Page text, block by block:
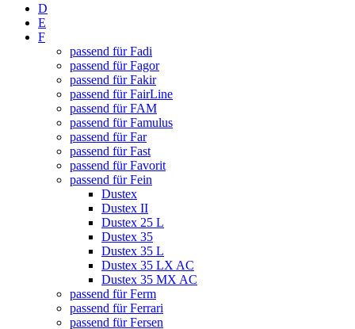
D
E
F
passend für Fadi
passend für Fagor
passend für Fakir
passend für FairLine
passend für FAM
passend für Famulus
passend für Far
passend für Fast
passend für Favorit
passend für Fein
Dustex
Dustex II
Dustex 25 L
Dustex 35
Dustex 35 L
Dustex 35 LX AC
Dustex 35 MX AC
passend für Ferm
passend für Ferrari
passend für Fersen